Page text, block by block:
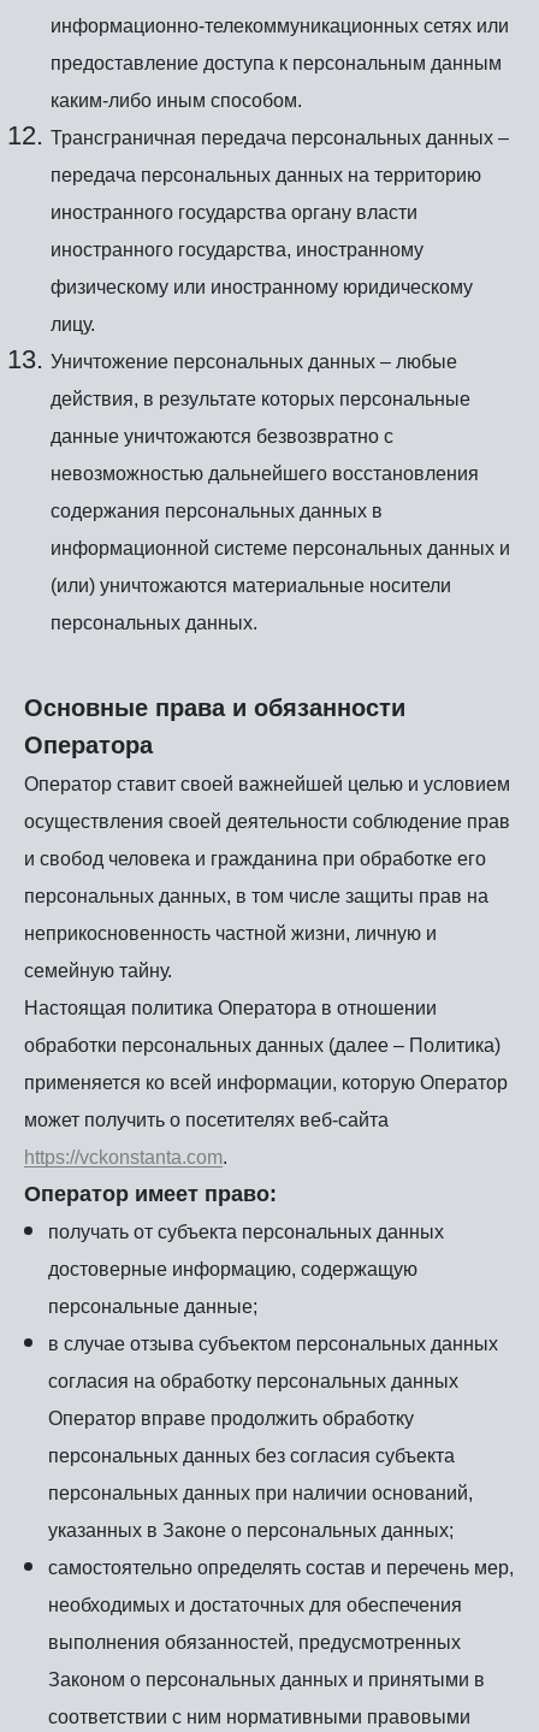
информационно-телекоммуникационных сетях или
предоставление доступа к персональным данным
каким-либо иным способом.
Трансграничная передача персональных данных –
передача персональных данных на территорию
иностранного государства органу власти
иностранного государства, иностранному
физическому или иностранному юридическому
лицу.
Уничтожение персональных данных – любые
действия, в результате которых персональные
данные уничтожаются безвозвратно с
невозможностью дальнейшего восстановления
содержания персональных данных в
информационной системе персональных данных и
(или) уничтожаются материальные носители
персональных данных.
Основные права и обязанности
Оператора
Оператор ставит своей важнейшей целью и условием
осуществления своей деятельности соблюдение прав
и свобод человека и гражданина при обработке его
персональных данных, в том числе защиты прав на
неприкосновенность частной жизни, личную и
семейную тайну.
Настоящая политика Оператора в отношении
обработки персональных данных (далее – Политика)
применяется ко всей информации, которую Оператор
может получить о посетителях веб-сайта
https://vckonstanta.com.
Оператор имеет право:
получать от субъекта персональных данных
достоверные информацию, содержащую
персональные данные;
в случае отзыва субъектом персональных данных
согласия на обработку персональных данных
Оператор вправе продолжить обработку
персональных данных без согласия субъекта
персональных данных при наличии оснований,
указанных в Законе о персональных данных;
самостоятельно определять состав и перечень мер,
необходимых и достаточных для обеспечения
выполнения обязанностей, предусмотренных
Законом о персональных данных и принятыми в
соответствии с ним нормативными правовыми